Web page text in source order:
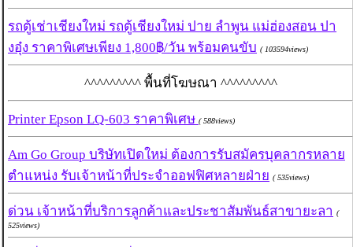
รถตู้เช่าเชียงใหม่ รถตู้เชียงใหม่ ปาย ลำพูน แม่ฮ่องสอน ปา
งอุ๋ง ราคาพิเศษเพียง 1,800฿/วัน พร้อมคนขับ ( 103594views)
^^^^^^^^^ พื้นที่โฆษณา ^^^^^^^^^
Printer Epson LQ-603 ราคาพิเศษ ( 588views)
Am Go Group บริษัทเปิดใหม่ ต้องการรับสมัครบุคลากรหลาย
ตำแหน่ง รับเจ้าหน้าที่ประจำออฟฟิศหลายฝ่าย ( 535views)
ด่วน เจ้าหน้าที่บริการลูกค้าและประชาสัมพันธ์สาขายะลา (
525views)